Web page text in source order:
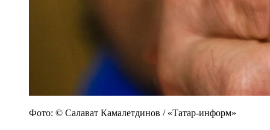
Фото: © Салават Камалетдинов / «Татар-информ»